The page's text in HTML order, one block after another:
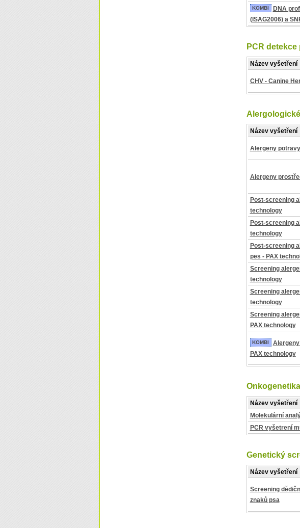
KOMBI
DNA
(ISAG2006) a
PCR
Název vyšetření
CHV - Canine
Název vyšetření
Alergeny
Alergeny
Post-screening
technology
Post-screening
technology
Post-screening
pes - PAX
Screening
technology
Screening
technology
Screening
PAX technology
KOMBI
PAX technology
Onkogenetika
Název vyšetření
Molekulární
PCR vyšetrení
Genetický
Název vyšetření
Screening
znaků psa